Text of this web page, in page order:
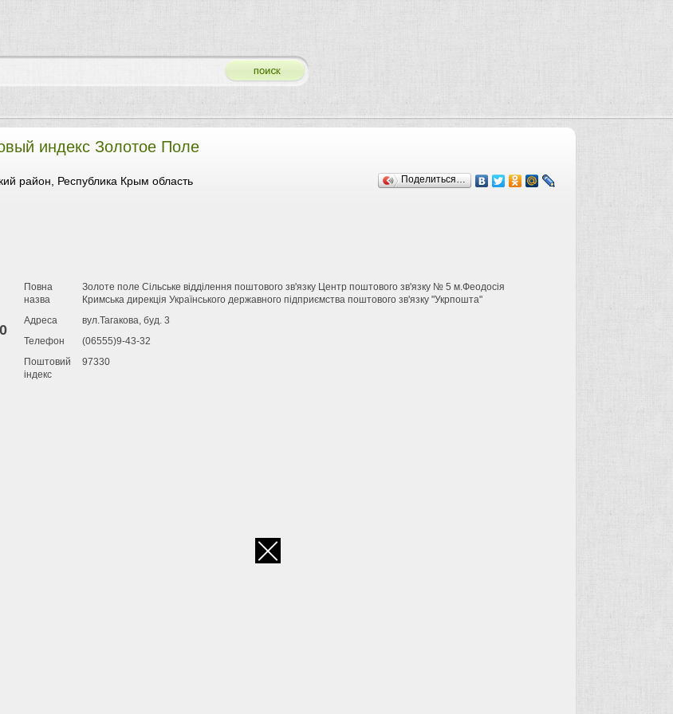
индекс Золотое Поле
Поделиться…
район, Республика Крым область
Повна
назва
Золоте поле Сільське відділення поштового зв'язку Центр поштового зв'язку № 5 м.Феодосія
Кримська дирекція Українського державного підприємства поштового зв'язку "Укрпошта"
Адреса
вул.Тагакова, буд. 3
Телефон
(06555)9-43-32
Поштовий
індекс
97330